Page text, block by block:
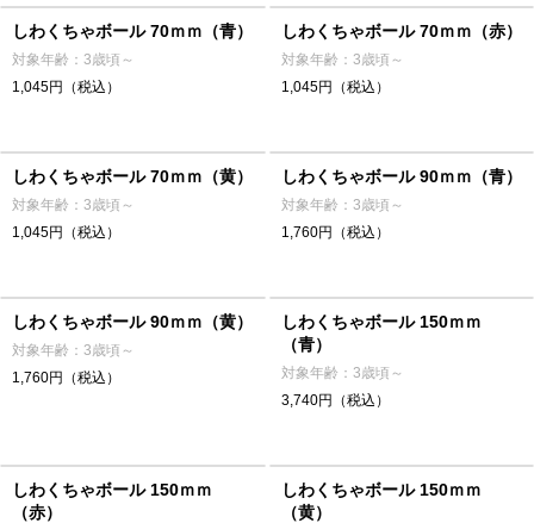
しわくちゃボール 70ｍｍ（青）
対象年齢：3歳頃～
1,045円（税込）
しわくちゃボール 70ｍｍ（赤）
対象年齢：3歳頃～
1,045円（税込）
しわくちゃボール 70ｍｍ（黄）
対象年齢：3歳頃～
1,045円（税込）
しわくちゃボール 90ｍｍ（青）
対象年齢：3歳頃～
1,760円（税込）
しわくちゃボール 90ｍｍ（黄）
対象年齢：3歳頃～
1,760円（税込）
しわくちゃボール 150ｍｍ
（青）
対象年齢：3歳頃～
3,740円（税込）
しわくちゃボール 150ｍｍ
（赤）
しわくちゃボール 150ｍｍ
（黄）